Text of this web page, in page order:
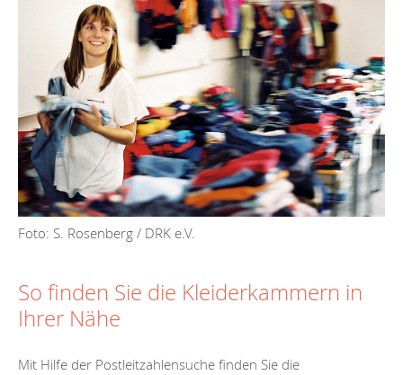
Foto: S. Rosenberg / DRK e.V.
So finden Sie die Kleiderkammern in
Ihrer Nähe
Mit Hilfe der Postleitzahlensuche finden Sie die